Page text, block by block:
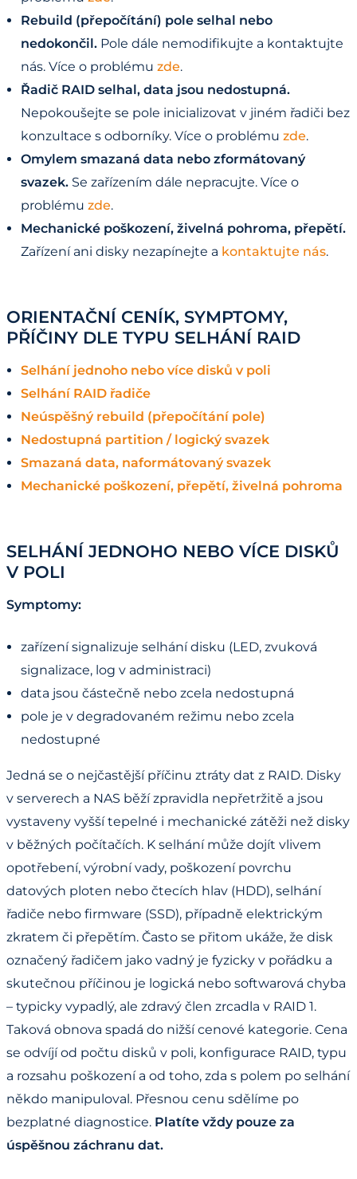
Rebuild (přepočítání) pole selhal nebo
nedokončil. Pole dále nemodifikujte a kontaktujte
nás. Více o problému zde.
Řadič RAID selhal, data jsou nedostupná.
Nepokoušejte se pole inicializovat v jiném řadiči bez
konzultace s odborníky. Více o problému zde.
Omylem smazaná data nebo zformátovaný
svazek. Se zařízením dále nepracujte. Více o
problému zde.
Mechanické poškození, živelná pohroma, přepětí.
Zařízení ani disky nezapínejte a kontaktujte nás.
ORIENTAČNÍ CENÍK, SYMPTOMY,
PŘÍČINY DLE TYPU SELHÁNÍ RAID
Selhání jednoho nebo více disků v poli
Selhání RAID řadiče
Neúspěšný rebuild (přepočítání pole)
Nedostupná partition / logický svazek
Smazaná data, naformátovaný svazek
Mechanické poškození, přepětí, živelná pohroma
SELHÁNÍ JEDNOHO NEBO VÍCE DISKŮ
V POLI
Symptomy:
zařízení signalizuje selhání disku (LED, zvuková
signalizace, log v administraci)
data jsou částečně nebo zcela nedostupná
pole je v degradovaném režimu nebo zcela
nedostupné
Jedná se o nejčastější příčinu ztráty dat z RAID. Disky
v serverech a NAS běží zpravidla nepřetržitě a jsou
vystaveny vyšší tepelné i mechanické zátěži než disky
v běžných počítačích. K selhání může dojít vlivem
opotřebení, výrobní vady, poškození povrchu
datových ploten nebo čtecích hlav (HDD), selhání
řadiče nebo firmware (SSD), případně elektrickým
zkratem či přepětím. Často se přitom ukáže, že disk
označený řadičem jako vadný je fyzicky v pořádku a
skutečnou příčinou je logická nebo softwarová chyba
– typicky vypadlý, ale zdravý člen zrcadla v RAID 1.
Taková obnova spadá do nižší cenové kategorie. Cena
se odvíjí od počtu disků v poli, konfigurace RAID, typu
a rozsahu poškození a od toho, zda s polem po selhání
někdo manipuloval. Přesnou cenu sdělíme po
bezplatné diagnostice. Platíte vždy pouze za
úspěšnou záchranu dat.